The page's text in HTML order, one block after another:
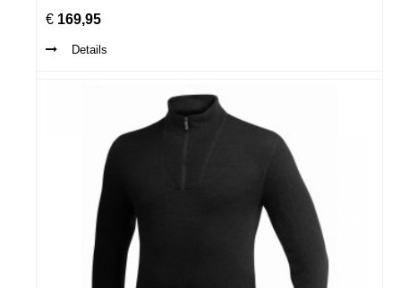
€ 169,95
Details